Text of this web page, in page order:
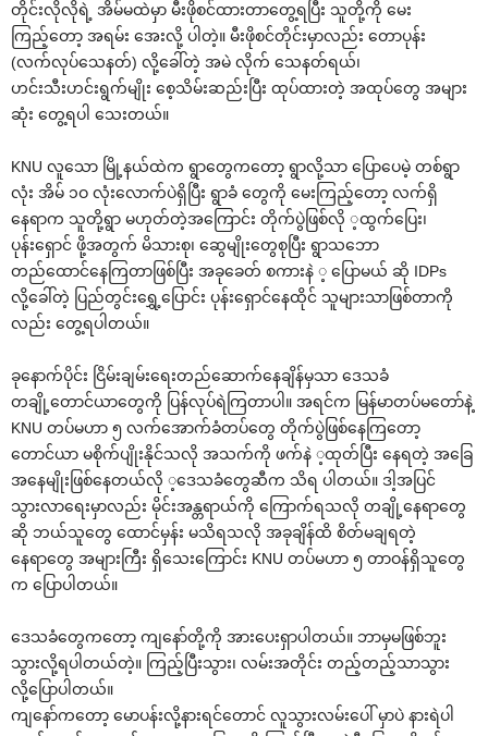
တိုင်းလိုလိုရဲ့ အိမ်မထဲမှာ မီးဖိုစင်ထားတာ‌တွေ့ရပြီး သူတို့ကို ‌မေး
ကြည့်‌တော့ အရမ်း ‌အေးလို့ ပါတဲ့။ မီးဖိုစင်တိုင်းမှာလည်း ‌တောပုန်း
(လက်လုပ်‌သေနတ်) လို့‌ခေါ်တဲ့ အမဲ လိုက် ‌သေနတ်ရယ်၊
ဟင်းသီးဟင်းရွက်မျိုး ‌စေ့သိမ်းဆည်းပြီး ထုပ်ထားတဲ့ အထုပ်‌တွေ အများ
ဆုံး ‌တွေ့ရပါ ‌သေးတယ်။
KNU လူ‌သော မြို့နယ်ထဲက ရွာ‌တွေက‌တော့ ရွာလို့သာ ‌ပြော‌ပေမဲ့ တစ်ရွာ
လုံး အိမ် ၁ဝ လုံး‌လောက်ပဲရှိပြီး ရွာခံ ‌တွေကို ‌မေးကြည့်‌တော့ လက်ရှိ
‌နေရာက သူတို့ရွာ မဟုတ်တဲ့အ‌ကြောင်း တိုက်ပွဲဖြစ်လို ့ထွက်‌ပြေး၊
ပုန်း‌ရှောင် ဖို့အတွက် မိသားစု၊ ‌ဆွေမျိုး‌တွေစုပြီး ရွာသ‌ဘော
တည်‌ထောင်‌နေကြတာဖြစ်ပြီး အခု‌ခေတ် စကားနဲ ့ ‌ပြောမယ် ဆို IDPs
လို့‌ခေါ်တဲ့ ပြည်တွင်း‌ရွှေ့‌ပြောင်း ပုန်း‌ရှောင်‌နေထိုင် သူများသာဖြစ်တာကို
လည်း ‌တွေ့ရပါတယ်။
ခု‌နောက်ပိုင်း ငြိမ်းချမ်း‌ရေးတည်‌ဆောက်‌နေချိန်မှသာ ‌ဒေသခံ
တချို့‌တောင်ယာ‌တွေကို ပြန်လုပ်ရဲကြတာပါ။ အရင်က မြန်မာတပ်မ‌တော်နဲ့
KNU တပ်မဟာ ၅ လက်‌အောက်ခံတပ်‌တွေ တိုက်ပွဲဖြစ်‌နေကြ‌တော့
‌တောင်ယာ မစိုက်ပျိုးနိုင်သလို အသက်ကို ဖက်နဲ ့ထုတ်ပြီး ‌နေရတဲ့ အ‌ခြေ
အ‌နေမျိုးဖြစ်‌နေတယ်လို ့‌ဒေသခံ‌တွေဆီက သိရ ပါတယ်။ ဒါ့အပြင်
သွားလာ‌ရေးမှာလည်း မိုင်းအန္တရာယ်ကို ‌ကြောက်ရသလို တချို့‌နေရာ‌တွေ
ဆို ဘယ်သူ‌တွေ ‌ထောင်မှန်း မသိရသလို အခုချိန်ထိ စိတ်မချရတဲ့
‌နေရာ‌တွေ အများကြီး ရှိ‌သေး‌ကြောင်း KNU တပ်မဟာ ၅ တာဝန်ရှိသူ‌တွေ
က ‌ပြောပါတယ်။
‌ဒေသခံ‌တွေက‌တော့ ကျ‌နော်တို့ကို အား‌ပေးရှာပါတယ်။ ဘာမှမဖြစ်ဘူး
သွားလို့ရပါတယ်တဲ့။ ကြည့်ပြီးသွား၊ လမ်းအတိုင်း တည့်တည့်သာသွား
လို့‌ပြောပါတယ်။
ကျ‌နော်က‌တော့ ‌မောပန်းလို့နားရင်‌တောင် လူသွားလမ်း‌ပေါ် မှာပဲ နားရဲပါ